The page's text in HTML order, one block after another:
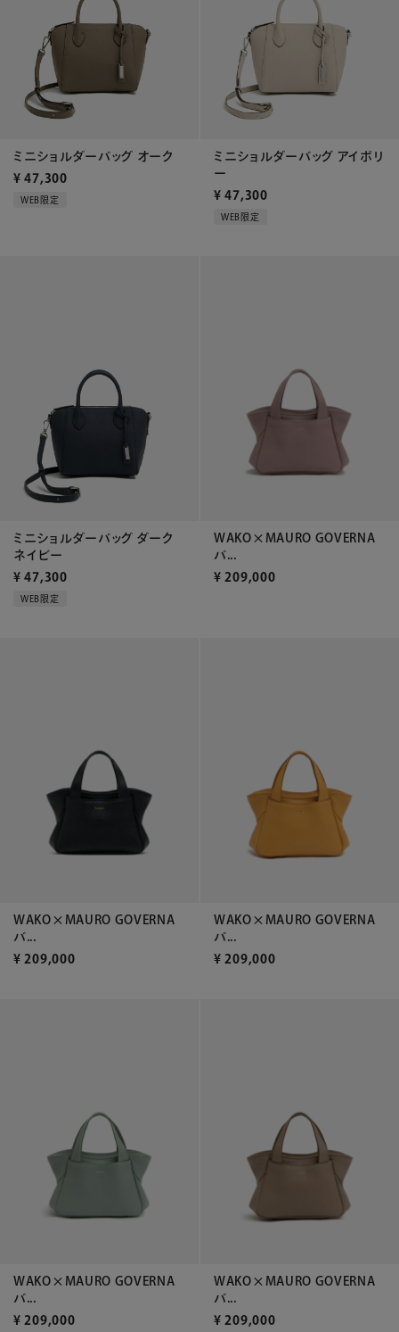
ミニショルダーバッグ オーク
¥ 47,300
WEB限定
ミニショルダーバッグ アイボリ
ー
¥ 47,300
WEB限定
ミニショルダーバッグ ダーク
ネイビー
¥ 47,300
WEB限定
WAKO×MAURO GOVERNA
バ...
¥ 209,000
WAKO×MAURO GOVERNA
バ...
¥ 209,000
WAKO×MAURO GOVERNA
バ...
¥ 209,000
WAKO×MAURO GOVERNA
バ...
¥ 209,000
WAKO×MAURO GOVERNA
バ...
¥ 209,000